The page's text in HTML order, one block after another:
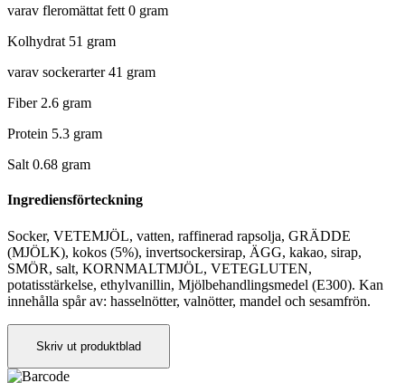
varav fleromättat fett 0 gram
Kolhydrat 51 gram
varav sockerarter 41 gram
Fiber 2.6 gram
Protein 5.3 gram
Salt 0.68 gram
Ingrediensförteckning
Socker, VETEMJÖL, vatten, raffinerad rapsolja, GRÄDDE
(MJÖLK), kokos (5%), invertsockersirap, ÄGG, kakao, sirap,
SMÖR, salt, KORNMALTMJÖL, VETEGLUTEN,
potatisstärkelse, ethylvanillin, Mjölbehandlingsmedel (E300). Kan
innehålla spår av: hasselnötter, valnötter, mandel och sesamfrön.
Skriv ut produktblad